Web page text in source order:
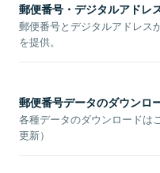
郵便番号・デジタルアドレ
郵便番号とデジタルアドレス
を提供。
郵便番号データのダウンロ
各種データのダウンロードは
更新）